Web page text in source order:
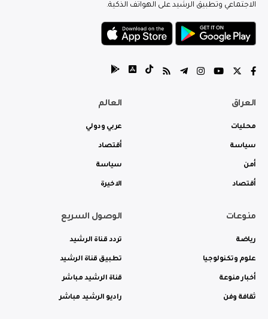
الاجتماعي وتطبيق الرشيد على الهواتف الذكية.
العراق
محليات
سياسة
أمن
أقتصاد
العالم
عربي ودولي
أقتصاد
سياسة
الاخيرة
منوعات
رياضة
علوم وتكنولوجيا
أخبار منوعة
ثقافة وفن
الوصول السريع
تردد قناة الرشيد
تطبيق قناة الرشيد
قناة الرشيد مباشر
راديو الرشيد مباشر